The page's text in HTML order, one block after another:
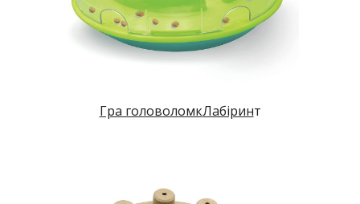
Гра головоломкЛабіринт